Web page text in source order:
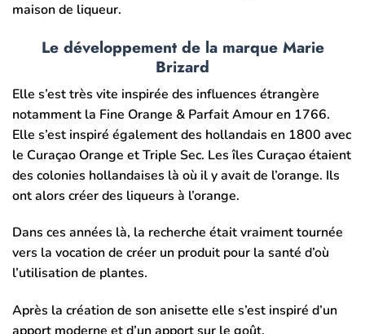
maison de liqueur.
Le développement de la marque Marie
Brizard
Elle s’est très vite inspirée des influences étrangère
notamment la Fine Orange & Parfait Amour en 1766.
Elle s’est inspiré également des hollandais en 1800 avec
le Curaçao Orange et Triple Sec. Les îles Curaçao étaient
des colonies hollandaises là où il y avait de l’orange. Ils
ont alors créer des liqueurs à l’orange.
Dans ces années là, la recherche était vraiment tournée
vers la vocation de créer un produit pour la santé d’où
l’utilisation de plantes.
Après la création de son anisette elle s’est inspiré d’un